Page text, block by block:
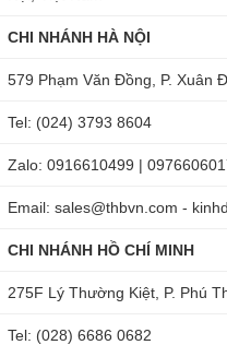
CHI NHÁNH HÀ NỘI
579 Phạm Văn Đồng, P. Xuân
Tel: (024) 3793 8604
Zalo: 0916610499 |
Email: sales@thbvn.com -
CHI NHÁNH HỒ CHÍ MINH
275F Lý Thường Kiệt, P. Phú
Tel: (028) 6686 0682